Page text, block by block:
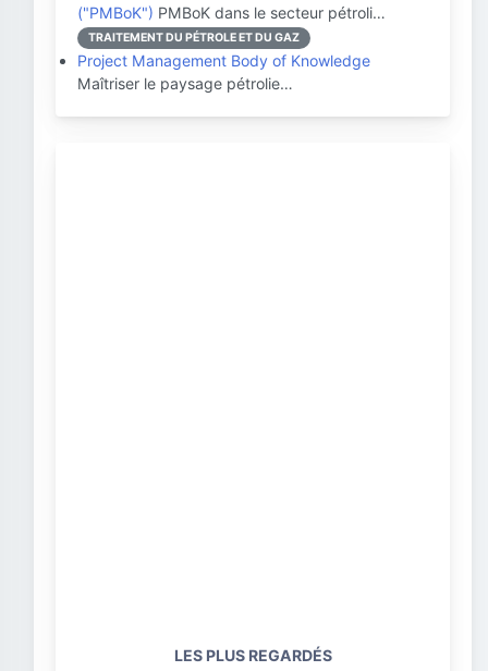
("PMBoK") PMBoK dans le secteur pétroli…
TRAITEMENT DU PÉTROLE ET DU GAZ
Project Management Body of Knowledge
Maîtriser le paysage pétrolie…
LES PLUS REGARDÉS